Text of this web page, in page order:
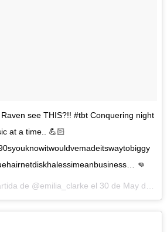
see THIS?!! #tbt Conquering night
at a time.. 💪🏻
👊
de @emilia_clarke el 30 de May de 2016 a la(s) 7:43 PDT